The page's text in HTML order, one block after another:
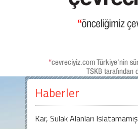
Haberler
Kar, Sulak Alanları Islatamamış